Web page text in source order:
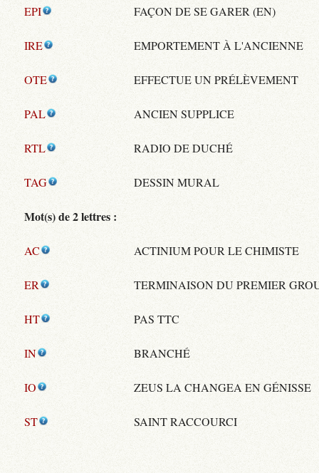
EPI FAÇON DE SE GARER (EN)
IRE EMPORTEMENT À L'ANCIENNE
OTE EFFECTUE UN PRÉLÈVEMENT
PAL ANCIEN SUPPLICE
RTL RADIO DE DUCHÉ
TAG DESSIN MURAL
Mot(s) de 2 lettres :
AC ACTINIUM POUR LE CHIMISTE
ER TERMINAISON DU PREMIER
HT PAS TTC
IN BRANCHÉ
IO ZEUS LA CHANGEA EN GÉNISSE
ST SAINT RACCOURCI